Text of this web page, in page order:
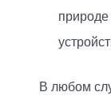
В любом